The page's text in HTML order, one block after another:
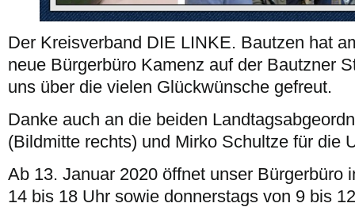
Der Kreisverband DIE LINKE. Bautzen hat
neue Bürgerbüro Kamenz auf der Bautzner
uns über die vielen Glückwünsche gefreut.
Danke auch an die beiden
(Bildmitte rechts) und Mirko Schultze für die
Ab 13. Januar 2020 öffnet unser Bürgerbüro
14 bis 18 Uhr sowie donnerstags von 9 bis